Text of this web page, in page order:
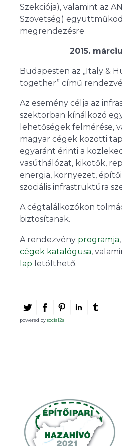
Szekciója), valamint az
Szövetség)
megrendezésre
2015.
Budapesten az „Italy &
together” című
Az esemény célja az
szektorban kínálkozó
lehetőségek felmérése,
magyar cégek közötti
egyaránt érinti a
vasúthálózat, kikötők,
energia, környezet,
szociális infrastruktúra
A cégtalálkozókon
biztosítanak.
A rendezvény programja
cégek katalógusa,
lap letölthető.
powered bysocial2s